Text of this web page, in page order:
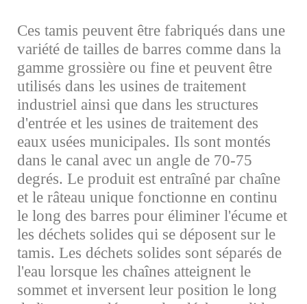
Ces tamis peuvent être fabriqués dans une
variété de tailles de barres comme dans la
gamme grossière ou fine et peuvent être
utilisés dans les usines de traitement
industriel ainsi que dans les structures
d'entrée et les usines de traitement des
eaux usées municipales. Ils sont montés
dans le canal avec un angle de 70-75
degrés. Le produit est entraîné par chaîne
et le râteau unique fonctionne en continu
le long des barres pour éliminer l'écume et
les déchets solides qui se déposent sur le
tamis. Les déchets solides sont séparés de
l'eau lorsque les chaînes atteignent le
sommet et inversent leur position le long